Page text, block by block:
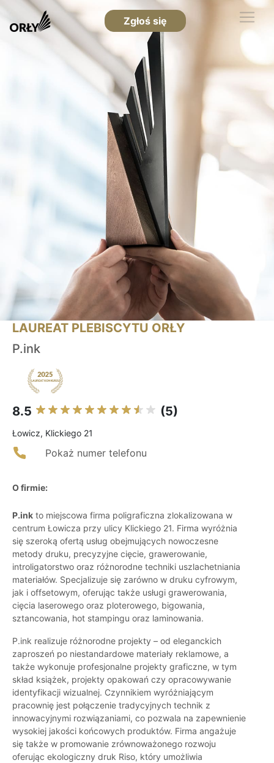
Zgłoś się
LAUREAT PLEBISCYTU ORŁY
P.ink
8.5 (5)
Łowicz, Klickiego 21
Pokaż numer telefonu
O firmie:
P.ink to miejscowa firma poligraficzna zlokalizowana w
centrum Łowicza przy ulicy Klickiego 21. Firma wyróżnia
się szeroką ofertą usług obejmujących nowoczesne
metody druku, precyzyjne cięcie, grawerowanie,
introligatorstwo oraz różnorodne techniki uszlachetniania
materiałów. Specjalizuje się zarówno w druku cyfrowym,
jak i offsetowym, oferując także usługi grawerowania,
cięcia laserowego oraz ploterowego, bigowania,
sztancowania, hot stampingu oraz laminowania.
P.ink realizuje różnorodne projekty – od eleganckich
zaproszeń po niestandardowe materiały reklamowe, a
także wykonuje profesjonalne projekty graficzne, w tym
skład książek, projekty opakowań czy opracowywanie
identyfikacji wizualnej. Czynnikiem wyróżniającym
pracownię jest połączenie tradycyjnych technik z
innowacyjnymi rozwiązaniami, co pozwala na zapewnienie
wysokiej jakości końcowych produktów. Firma angażuje
się także w promowanie zrównoważonego rozwoju
oferując ekologiczny druk Riso, który umożliwia